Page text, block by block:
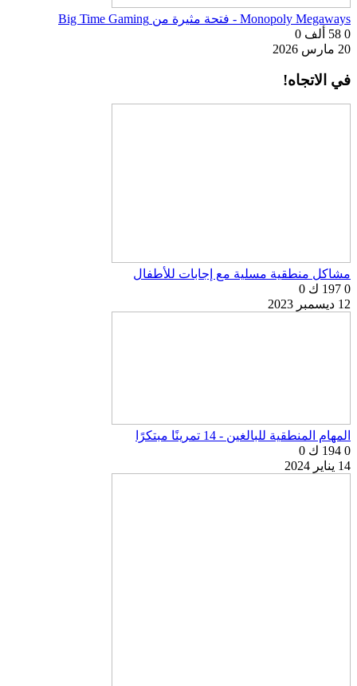
Monopoly Megaways - فتحة مثيرة من Big Time Gaming
0 58 ألف
0
20 مارس 2026
في الاتجاه!
مشاكل منطقية مسلية مع إجابات للأطفال
0 197 ك
0
12 ديسمبر 2023
المهام المنطقية للبالغين - 14 تمرينًا مبتكرًا
0 194 ك
0
14 يناير 2024